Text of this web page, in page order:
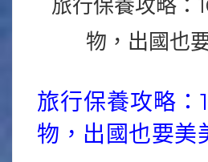
旅行保養攻略：
物，出國也
旅行保養攻略：
物，出國也要美